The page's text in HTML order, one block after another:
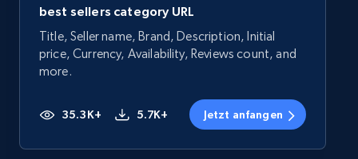
best sellers category URL
Title, Seller name, Brand, Description, Initial
price, Currency, Availability, Reviews count, and
more.
35.3K+ 5.7K+ Jetzt anfangen